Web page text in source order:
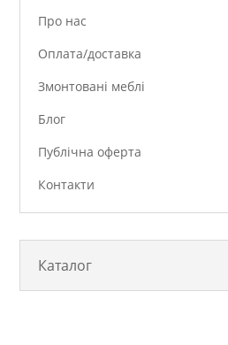
Про нас
Оплата/доставка
Змонтовані меблі
Блог
Публічна оферта
Контакти
Каталог